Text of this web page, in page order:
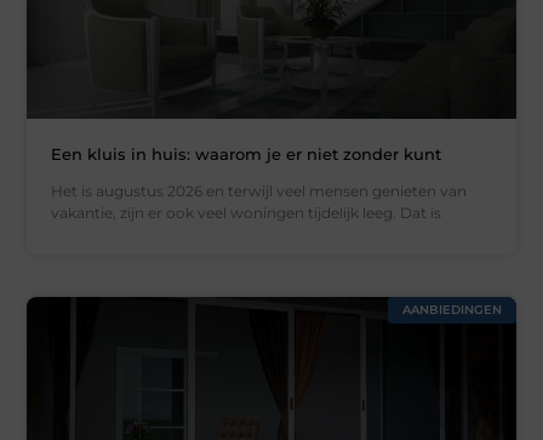
Een kluis in huis: waarom je er niet zonder kunt
Het is augustus 2026 en terwijl veel mensen genieten van
vakantie, zijn er ook veel woningen tijdelijk leeg. Dat is
AANBIEDINGEN